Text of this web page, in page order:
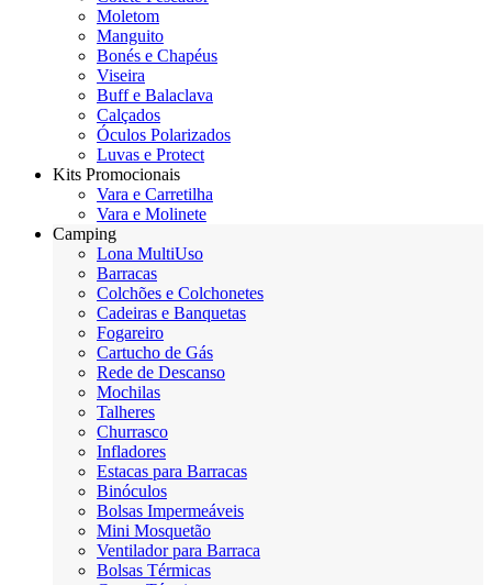
Moletom
Manguito
Bonés e Chapéus
Viseira
Buff e Balaclava
Calçados
Óculos Polarizados
Luvas e Protect
Kits Promocionais
Vara e Carretilha
Vara e Molinete
Camping
Lona MultiUso
Barracas
Colchões e Colchonetes
Cadeiras e Banquetas
Fogareiro
Cartucho de Gás
Rede de Descanso
Mochilas
Talheres
Churrasco
Infladores
Estacas para Barracas
Binóculos
Bolsas Impermeáveis
Mini Mosquetão
Ventilador para Barraca
Bolsas Térmicas